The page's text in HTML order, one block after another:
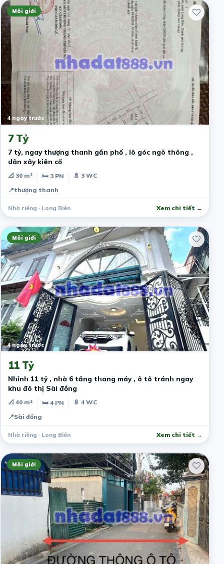
Môi giới
4 ngày trước
7 Tỷ
7 tỷ, ngay thượng thanh gần phố , lô góc ngõ thông ,
dân xây kiên cố
📐 30 m² 🛏 3 PN
🚿 3 WC
📍thượng thanh
Nhà riêng · Long Biên Xem chi tiết →
Môi giới
4 ngày trước
11 Tỷ
Nhỉnh 11 tỷ , nhà 6 tầng thang máy , ô tô tránh ngay
khu đô thị Sài đồng
📐 40 m² 🛏 4 PN
🚿 4 WC
📍Sài đồng
Nhà riêng · Long Biên Xem chi tiết →
Môi giới